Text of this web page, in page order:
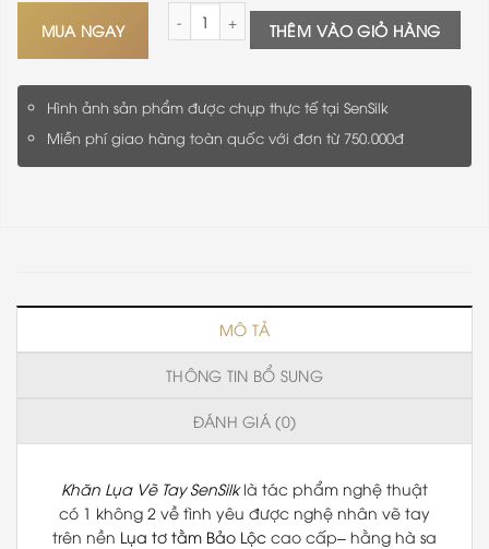
MUA NGAY
Khăn Lụa Vẽ Tay SenSilk Limited Vĩnh Cửu số
THÊM VÀO GIỎ HÀNG
Hình ảnh sản phẩm được chụp thực tế tại SenSilk
Miễn phí giao hàng toàn quốc với đơn từ 750.000đ
MÔ TẢ
THÔNG TIN BỔ SUNG
ĐÁNH GIÁ (0)
Khăn Lụa Vẽ Tay SenSilk là tác phẩm nghệ thuật
có 1 không 2 về tình yêu được nghệ nhân vẽ tay
trên nền Lụa tơ tằm Bảo Lộc cao cấp– hằng hà sa